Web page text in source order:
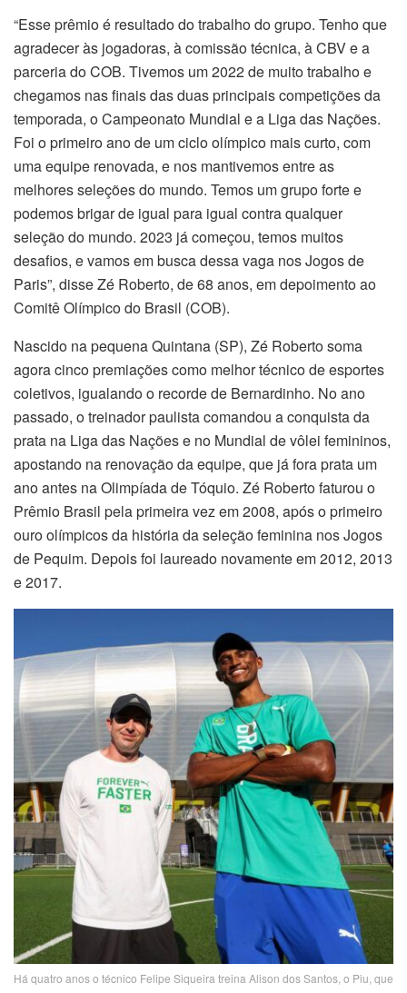
“Esse prêmio é resultado do trabalho do grupo. Tenho que
agradecer às jogadoras, à comissão técnica, à CBV e a
parceria do COB. Tivemos um 2022 de muito trabalho e
chegamos nas finais das duas principais competições da
temporada, o Campeonato Mundial e a Liga das Nações.
Foi o primeiro ano de um ciclo olímpico mais curto, com
uma equipe renovada, e nos mantivemos entre as
melhores seleções do mundo. Temos um grupo forte e
podemos brigar de igual para igual contra qualquer
seleção do mundo. 2023 já começou, temos muitos
desafios, e vamos em busca dessa vaga nos Jogos de
Paris”, disse Zé Roberto, de 68 anos, em depoimento ao
Comitê Olímpico do Brasil (COB).
Nascido na pequena Quintana (SP), Zé Roberto soma
agora cinco premiações como melhor técnico de esportes
coletivos, igualando o recorde de Bernardinho. No ano
passado, o treinador paulista comandou a conquista da
prata na Liga das Nações e no Mundial de vôlei femininos,
apostando na renovação da equipe, que já fora prata um
ano antes na Olimpíada de Tóquio. Zé Roberto faturou o
Prêmio Brasil pela primeira vez em 2008, após o primeiro
ouro olímpicos da história da seleção feminina nos Jogos
de Pequim. Depois foi laureado novamente em 2012, 2013
e 2017.
Há quatro anos o técnico Felipe Siqueira treina Alison dos Santos, o Piu, que